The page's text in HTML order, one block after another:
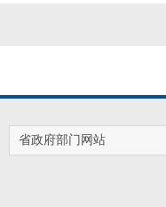
省政府部门网站